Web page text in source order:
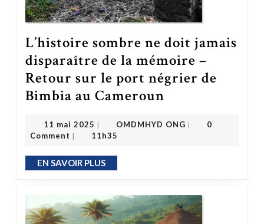
L’histoire sombre ne doit jamais
disparaître de la mémoire –
Retour sur le port négrier de
Bimbia au Cameroun
11 mai 2025 | OMDMHYD ONG |
0
Comment | 11h35
EN SAVOIR PLUSEN SAVOIR PLUS